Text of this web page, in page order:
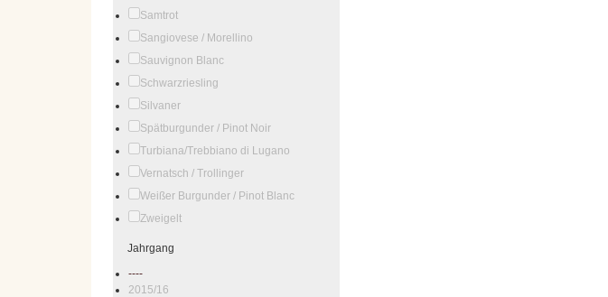
Samtrot
Sangiovese / Morellino
Sauvignon Blanc
Schwarzriesling
Silvaner
Spätburgunder / Pinot Noir
Turbiana/Trebbiano di Lugano
Vernatsch / Trollinger
Weißer Burgunder / Pinot Blanc
Zweigelt
Jahrgang
----
2015/16